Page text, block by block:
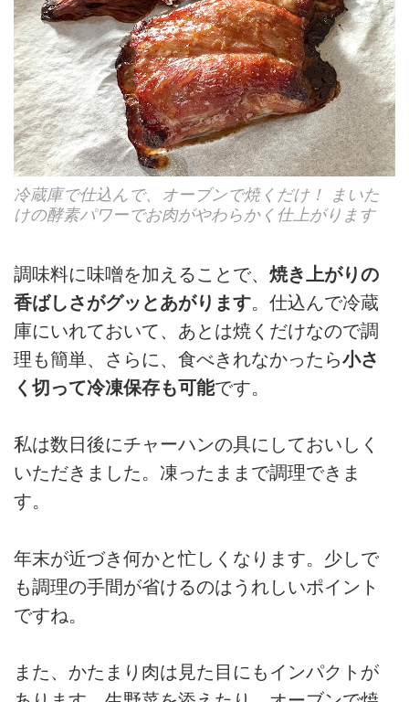
冷蔵庫で仕込んで、オーブンで焼くだけ！ まいた
けの酵素パワーでお肉がやわらかく仕上がります
調味料に味噌を加えることで、 焼き上がりの
香ばしさがグッとあがります。仕込んで冷蔵
庫にいれておいて、あとは焼くだけなので調
理も簡単、さらに、食べきれなかったら小さ
く切って冷凍保存も可能です。
私は数日後にチャーハンの具にしておいしく
いただきました。凍ったままで調理できま
す。
年末が近づき何かと忙しくなります。少しで
も調理の手間が省けるのはうれしいポイント
ですね。
また、かたまり肉は見た目にもインパクトが